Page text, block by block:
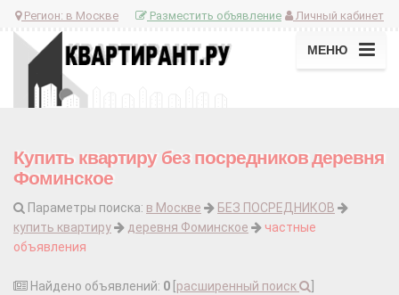
Регион: в Москве Личный кабинет
Разместить объявление
МЕНЮ
Купить квартиру без посредников деревня
Фоминское
Параметры поиска: в Москве
БЕЗ ПОСРЕДНИКОВ
купить квартиру
деревня Фоминское
частные
объявления
Найдено объявлений: 0 расширенный поиск